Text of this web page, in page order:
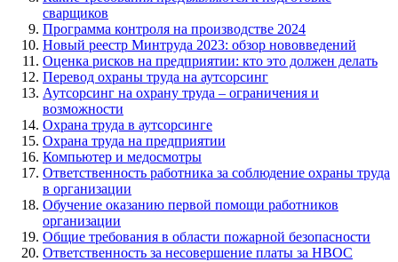
сварщиков
Программа контроля на производстве 2024
Новый реестр Минтруда 2023: обзор нововведений
Оценка рисков на предприятии: кто это должен делать
Перевод охраны труда на аутсорсинг
Аутсорсинг на охрану труда – ограничения и
возможности
Охрана труда в аутсорсинге
Охрана труда на предприятии
Компьютер и медосмотры
Ответственность работника за соблюдение охраны труда
в организации
Обучение оказанию первой помощи работников
организации
Общие требования в области пожарной безопасности
Ответственность за несовершение платы за НВОС